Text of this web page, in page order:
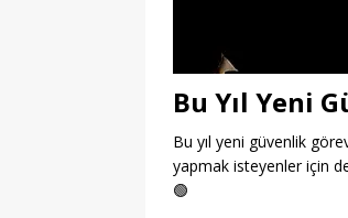
Bu Yıl Yeni
Bu yıl yeni güvenlik
yapmak isteyenler için
🟢